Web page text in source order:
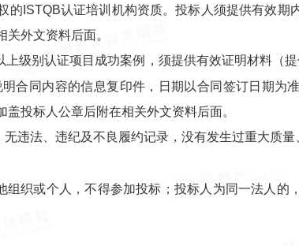
的ISTQB认证培训机构资质。投标人须提供有效期
外文资料后面。
级别认证项目成功案例，须提供有效证明材料（
合同内容的信息复印件，日期以合同签订日期为
投标人公章后附在相关外文资料后面。
违法、违纪及不良履约记录，没有发生过重大质量
织或个人，不得参加投标；投标人为同一法人的